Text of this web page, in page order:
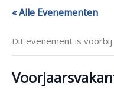
« Alle Evenementen
Dit evenement is voorbij.